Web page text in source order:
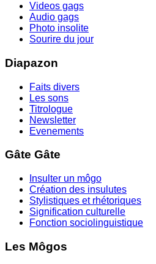
Videos gags
Audio gags
Photo insolite
Sourire du jour
Diapazon
Faits divers
Les sons
Titrologue
Newsletter
Evenements
Gâte Gâte
Insulter un môgo
Création des insulutes
Stylistiques et rhétoriques
Signification culturelle
Fonction sociolinguistique
Les Môgos